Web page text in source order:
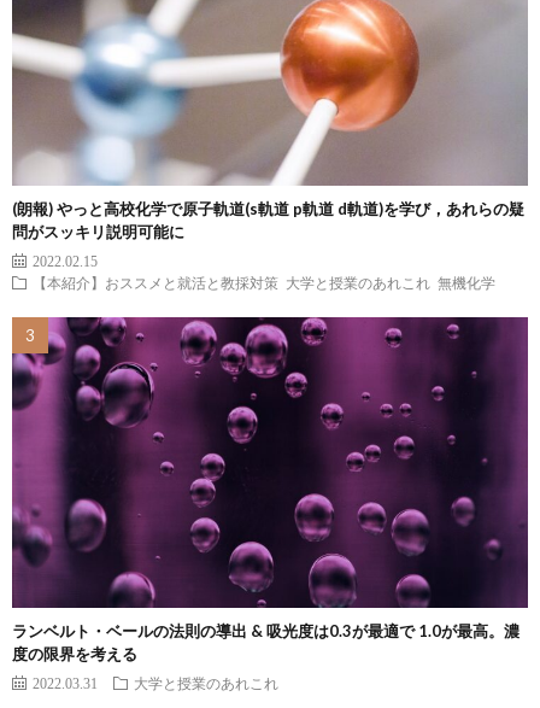
(朗報) やっと高校化学で原子軌道(s軌道 p軌道 d軌道)を学び，あれらの疑
問がスッキリ説明可能に
2022.02.15
【本紹介】おススメと就活と教採対策 大学と授業のあれこれ 無機化学
ランベルト・ベールの法則の導出 & 吸光度は0.3が最適で 1.0が最高。濃
度の限界を考える
2022.03.31 大学と授業のあれこれ